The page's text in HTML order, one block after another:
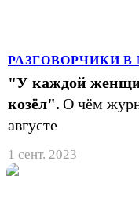
РАЗГОВОРЧИКИ В
"У каждой
козёл". О чём
августе
1 сент. 2023